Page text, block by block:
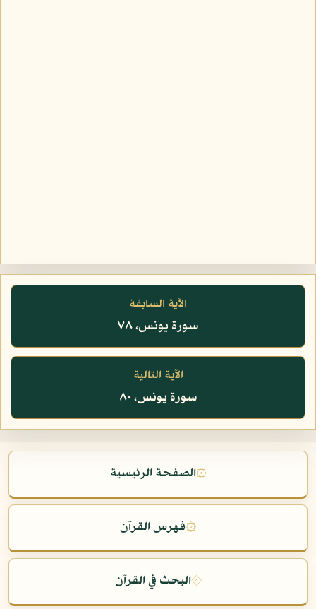
الآية السابقة
سورة يونس، ٧٨
الآية التالية
سورة يونس، ٨٠
۞الصفحة الرئيسية
۞فهرس القرآن
۞البحث في القرآن